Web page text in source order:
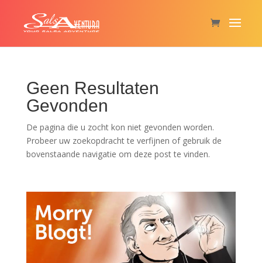
Geen Resultaten
Gevonden
De pagina die u zocht kon niet gevonden worden.
Probeer uw zoekopdracht te verfijnen of gebruik de
bovenstaande navigatie om deze post te vinden.